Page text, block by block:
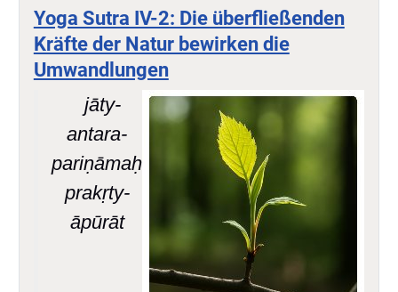
Yoga Sutra IV-2: Die überfließenden
Kräfte der Natur bewirken die
Umwandlungen
jāty-
antara-
pariṇāmaḥ
prakṛty-
āpūrāt